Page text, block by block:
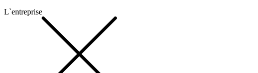
L`entreprise